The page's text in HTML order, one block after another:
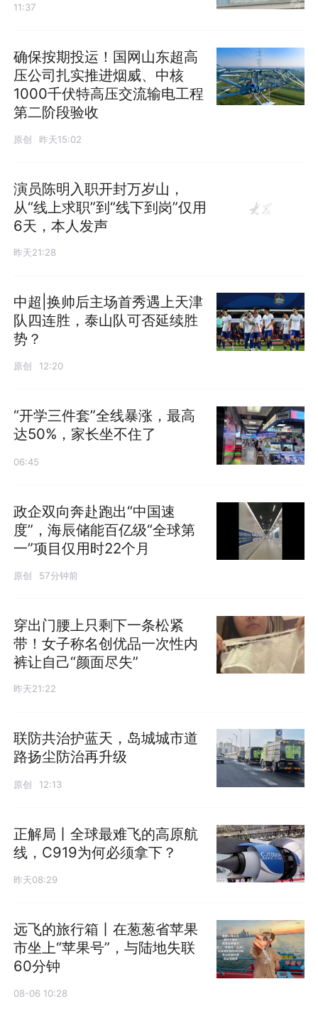
11:37
确保按期投运！国网山东超高
压公司扎实推进烟威、中核
1000千伏特高压交流输电工程
第二阶段验收
原创 昨天15:02
演员陈明入职开封万岁山，
从“线上求职”到“线下到岗”仅用
6天，本人发声
昨天21:28
中超|换帅后主场首秀遇上天津
队四连胜，泰山队可否延续胜
势？
原创 12:20
“开学三件套”全线暴涨，最高
达50%，家长坐不住了
06:45
政企双向奔赴跑出“中国速
度”，海辰储能百亿级“全球第
一”项目仅用时22个月
原创 57分钟前
穿出门腰上只剩下一条松紧
带！女子称名创优品一次性内
裤让自己“颜面尽失”
昨天21:22
联防共治护蓝天，岛城城市道
路扬尘防治再升级
原创 12:13
正解局丨全球最难飞的高原航
线，C919为何必须拿下？
昨天08:29
远飞的旅行箱丨在葱葱省苹果
市坐上“苹果号”，与陆地失联
60分钟
08-06 10:28